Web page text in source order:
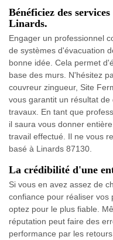
Bénéficiez des
Linards.
Engager un professionnel
de systèmes d'évacuation
bonne idée. Cela permet
base des murs. N'hésitez
couvreur zingueur, Site
vous garantit un résultat
travaux. En tant que
il saura vous donner
travail effectué. Il ne vous
basé à Linards 87130.
La crédibilité d'une
Si vous en avez assez de
confiance pour réaliser vos
optez pour le plus fiable.
réputation peut faire des
performance par les